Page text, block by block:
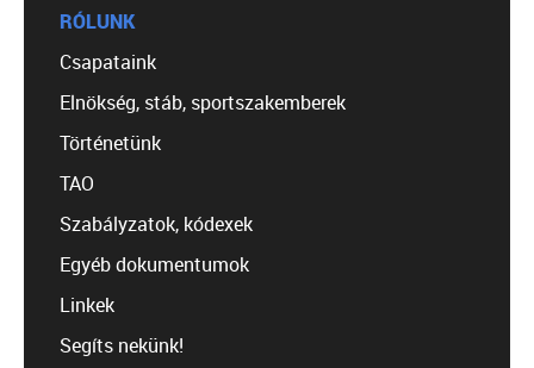
RÓLUNK
Csapataink
Elnökség, stáb, sportszakemberek
Történetünk
TAO
Szabályzatok, kódexek
Egyéb dokumentumok
Linkek
Segíts nekünk!